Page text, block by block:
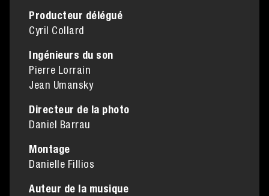
Producteur délégué
Cyril Collard
Ingénieurs du son
Pierre Lorrain
Jean Umansky
Directeur de la photo
Daniel Barrau
Montage
Danielle Fillios
Auteur de la musique